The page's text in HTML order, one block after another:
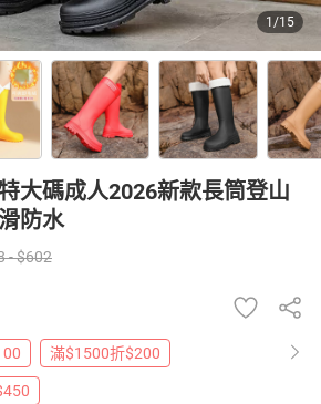
1 /15
大碼成人2026新款長筒登山
防水
-$602
滿$1500折$200